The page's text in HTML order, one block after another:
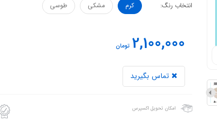
انتخاب رنگ: کرم مشکی طوسی
2,100,000 تومان
تماس بگیرید
امکان تحویل اکسپرس